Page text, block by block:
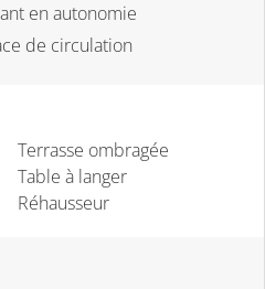
en autonomie
de circulation
Terrasse ombragée
Table à langer
Réhausseur